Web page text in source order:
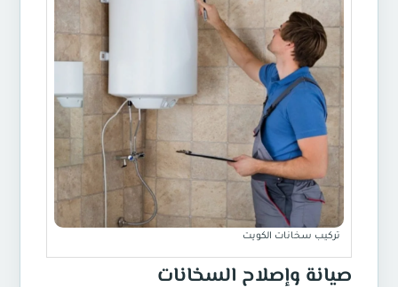
تركيب سخانات الكويت
صيانة وإصلاح السخانات